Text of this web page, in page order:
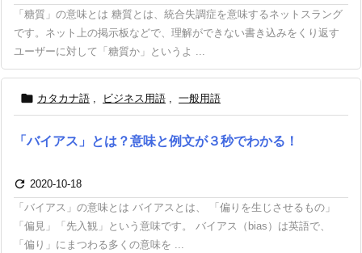
「糖質」の意味とは 糖質とは、統合失調症を意味するネットスラング
です。ネット上の掲示板などで、理解ができない書き込みをくり返す
ユーザーに対して「糖質か」というよ ...
 カタカナ語 , ビジネス用語 , 一般用語
「バイアス」とは？意味と例文が３秒でわかる！
 2020-10-18
「バイアス」の意味とは バイアスとは、 「偏りを生じさせるもの」
「偏見」「先入観」という意味です。 バイアス（bias）は英語で、
「偏り」にまつわる多くの意味を ...